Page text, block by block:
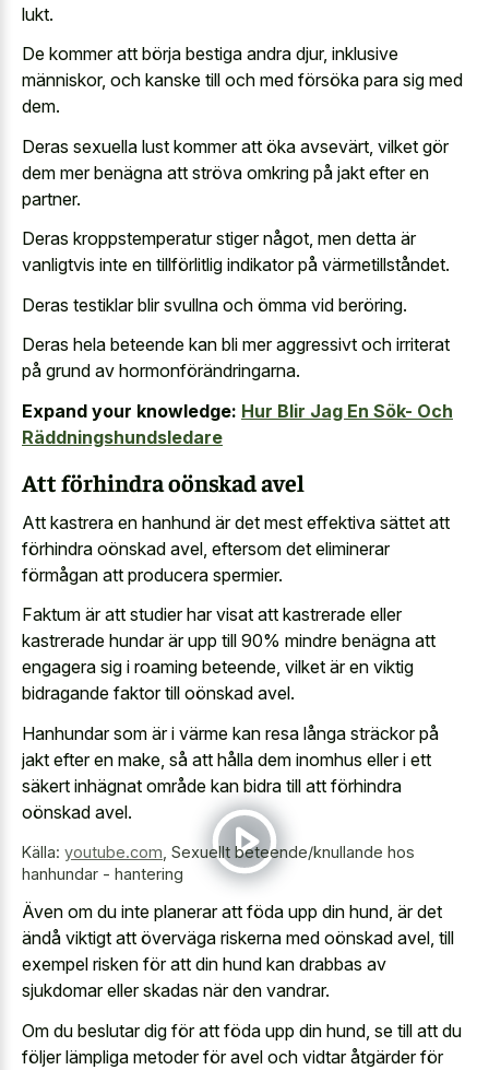
lukt.
De kommer att börja bestiga andra djur, inklusive
människor, och kanske till och med försöka para sig med
dem.
Deras sexuella lust kommer att öka avsevärt, vilket gör
dem mer benägna att ströva omkring på jakt efter en
partner.
Deras kroppstemperatur stiger något, men detta är
vanligtvis inte en tillförlitlig indikator på värmetillståndet.
Deras testiklar blir svullna och ömma vid beröring.
Deras hela beteende kan bli mer aggressivt och irriterat
på grund av hormonförändringarna.
Expand your knowledge: Hur Blir Jag En Sök- Och
Räddningshundsledare
Att förhindra oönskad avel
Att kastrera en hanhund är det mest effektiva sättet att
förhindra oönskad avel, eftersom det eliminerar
förmågan att producera spermier.
Faktum är att studier har visat att kastrerade eller
kastrerade hundar är upp till 90% mindre benägna att
engagera sig i roaming beteende, vilket är en viktig
bidragande faktor till oönskad avel.
Hanhundar som är i värme kan resa långa sträckor på
jakt efter en make, så att hålla dem inomhus eller i ett
säkert inhägnat område kan bidra till att förhindra
oönskad avel.
Källa: youtube.com Sexuellt beteende/knullande hos
hanhundar - hantering
Även om du inte planerar att föda upp din hund, är det
ändå viktigt att överväga riskerna med oönskad avel, till
exempel risken för att din hund kan drabbas av
sjukdomar eller skadas när den vandrar.
Om du beslutar dig för att föda upp din hund, se till att du
följer lämpliga metoder för avel och vidtar åtgärder för